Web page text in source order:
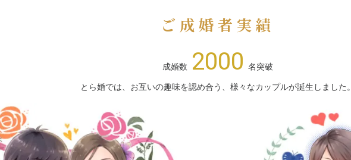
ご成婚者実績
成婚数 2000 名突破
とら婚では、お互いの趣味を認め合う、様々なカップルが誕生しました